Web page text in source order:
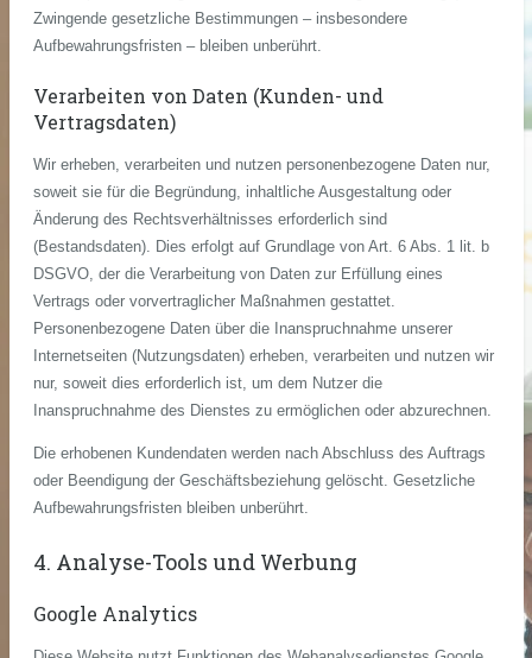
Zwingende gesetzliche Bestimmungen – insbesondere
Aufbewahrungsfristen – bleiben unberührt.
Verarbeiten von Daten (Kunden- und
Vertragsdaten)
Wir erheben, verarbeiten und nutzen personenbezogene Daten nur,
soweit sie für die Begründung, inhaltliche Ausgestaltung oder
Änderung des Rechtsverhältnisses erforderlich sind
(Bestandsdaten). Dies erfolgt auf Grundlage von Art. 6 Abs. 1 lit. b
DSGVO, der die Verarbeitung von Daten zur Erfüllung eines
Vertrags oder vorvertraglicher Maßnahmen gestattet.
Personenbezogene Daten über die Inanspruchnahme unserer
Internetseiten (Nutzungsdaten) erheben, verarbeiten und nutzen wir
nur, soweit dies erforderlich ist, um dem Nutzer die
Inanspruchnahme des Dienstes zu ermöglichen oder abzurechnen.
Die erhobenen Kundendaten werden nach Abschluss des Auftrags
oder Beendigung der Geschäftsbeziehung gelöscht. Gesetzliche
Aufbewahrungsfristen bleiben unberührt.
4. Analyse-Tools und Werbung
Google Analytics